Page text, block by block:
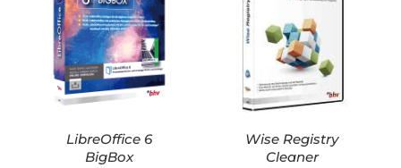
LibreOffice 6
BigBox
Wise Registry
Cleaner